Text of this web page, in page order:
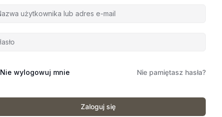
Nie wylogowuj mnie Nie pamiętasz hasła?
Zaloguj się